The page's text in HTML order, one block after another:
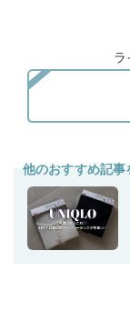
ラ
他のおすすめ記事